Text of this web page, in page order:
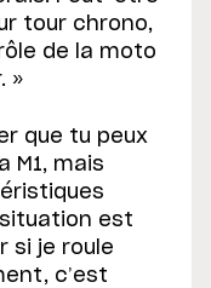
tour chrono,
de la moto
»
que tu peux
M1, mais
est
si je roule
c’est